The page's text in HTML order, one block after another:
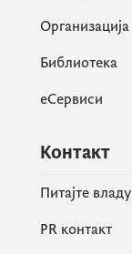
Организација
Библиотека
еСервиси
Контакт
Питајте владу
PR контакт